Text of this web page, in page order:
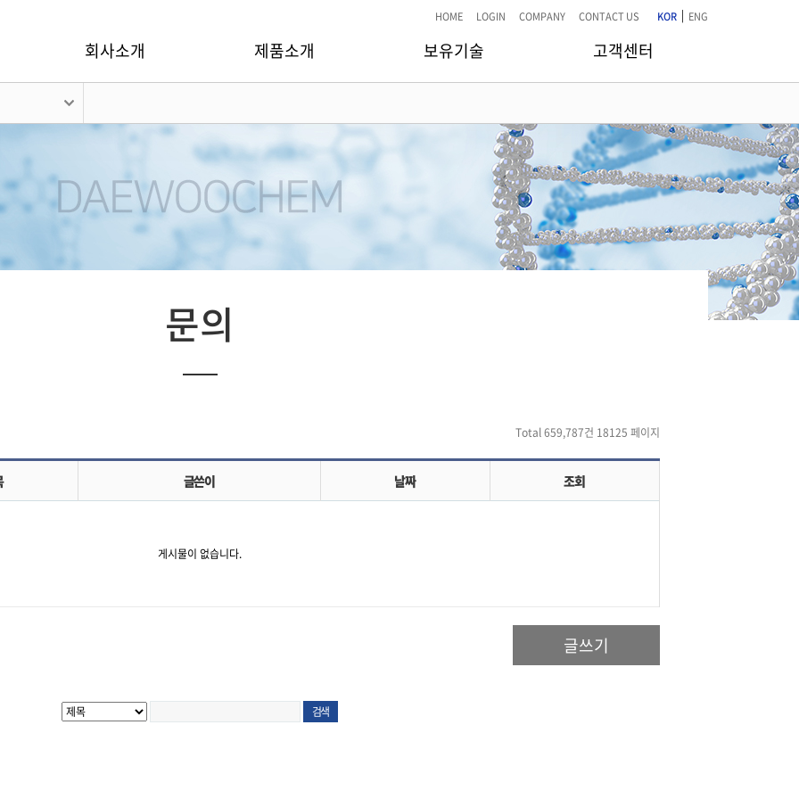
HOME LOGIN COMPANY CONTACT US KOR | ENG
회사소개 제품소개 보유기술 고객센터
문의
Total 659,787건 18125 페이지
글쓴이 날짜 조회
게시물이 없습니다.
글쓰기